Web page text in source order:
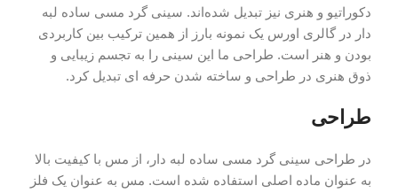
دکوراتیو و هنری نیز تبدیل شده‌اند. سینی گرد مسی ساده لبه
دار در گالری اورس یک نمونه بارز از همین ترکیب بین کاربردی
بودن و هنر است. طراحی ما این سینی را به تجسم زیبایی و
ذوق هنری در طراحی و ساخته شدن حرفه ای تبدیل کرد.
طراحی
در طراحی سینی گرد مسی ساده لبه دار، از مس با کیفیت بالا
به عنوان ماده اصلی استفاده شده است. مس به عنوان یک فلز